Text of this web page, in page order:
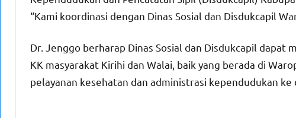
“Kami koordinasi dengan Dinas Sosial dan Disdukcapil
Dr. Jenggo berharap Dinas Sosial dan Disdukcapil dapat
KK masyarakat Kirihi dan Walai, baik yang berada di
pelayanan kesehatan dan administrasi kependudukan